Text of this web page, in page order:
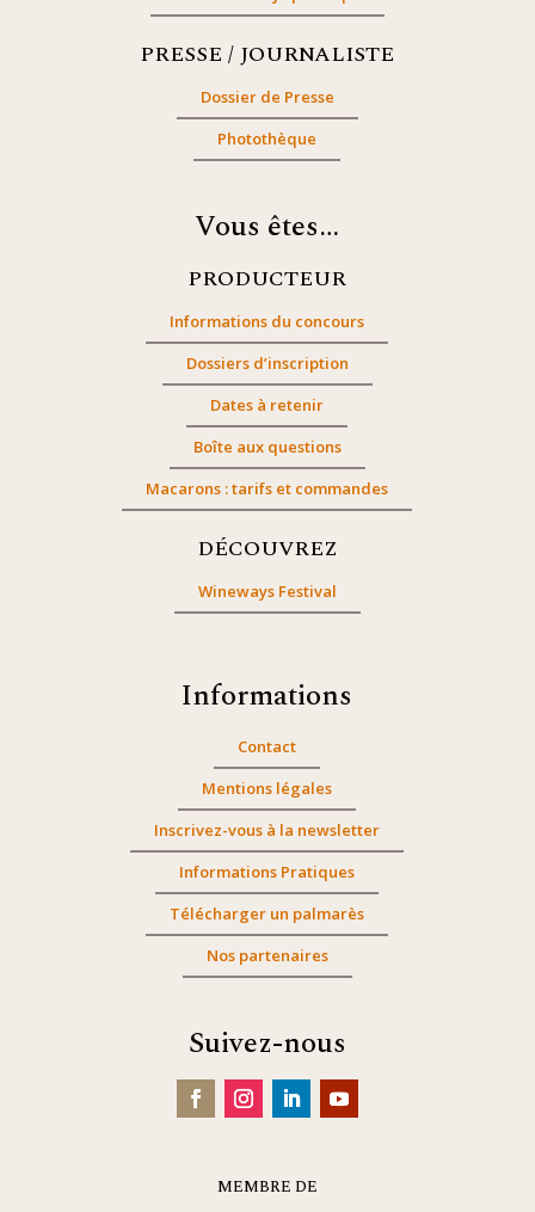
PRESSE / JOURNALISTE
Dossier de Presse
Photothèque
Vous êtes…
PRODUCTEUR
Informations du concours
Dossiers d’inscription
Dates à retenir
Boîte aux questions
Macarons : tarifs et commandes
DÉCOUVREZ
Wineways Festival
Informations
Contact
Mentions légales
Inscrivez-vous à la newsletter
Informations Pratiques
Télécharger un palmarès
Nos partenaires
Suivez-nous
MEMBRE DE